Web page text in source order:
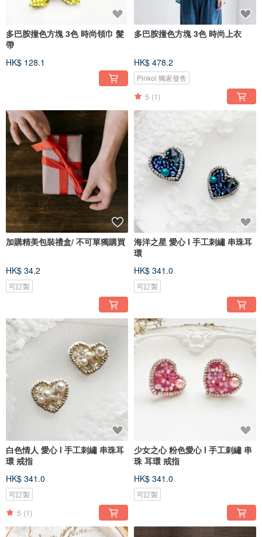
多巴胺撞色方塊 3色 時尚領巾 髮
帶
HK$ 128.1
多巴胺撞色方塊 3色 時尚上衣
HK$ 478.2
Pinkoi 獨家發售
5 (1)
加購精美包裝禮盒/ 不可單獨購買
HK$ 34.2
可訂製
海洋之星 愛心 l 手工刺繡 串珠耳
環
HK$ 341.0
可訂製
白色情人 愛心 l 手工刺繡 串珠耳
環 戒指
HK$ 341.0
可訂製
5 (1)
少女之心 粉色愛心 l 手工刺繡 串
珠 耳環 戒指
HK$ 341.0
可訂製